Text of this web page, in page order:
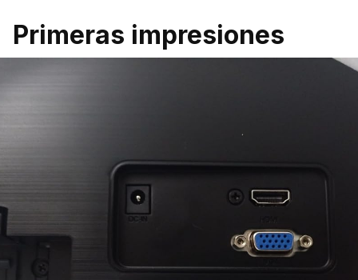
Primeras impresiones